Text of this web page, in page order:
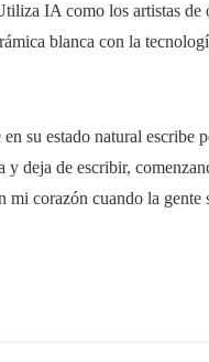
IA como los artistas de
blanca con la
su estado natural escribe
y deja de escribir,
corazón cuando la gente